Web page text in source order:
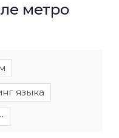
метро
языка